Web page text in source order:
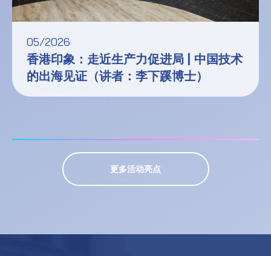
05/2026
香港印象：走近生产力促进局 | 中国技术
的出海见证（讲者：李下蹊博士）
更多活动亮点